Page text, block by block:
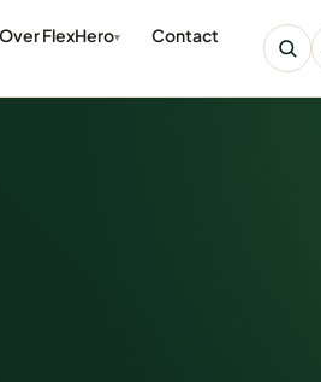
Over FlexHero Contact